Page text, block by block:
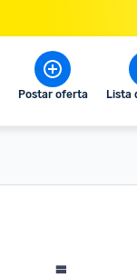
Postar oferta Lista